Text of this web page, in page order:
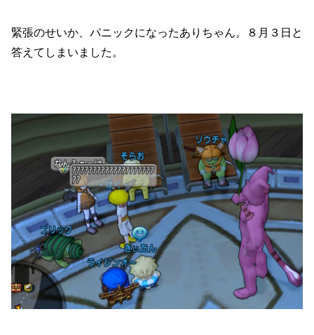
緊張のせいか、パニックになったありちゃん。８月３日と
答えてしまいました。